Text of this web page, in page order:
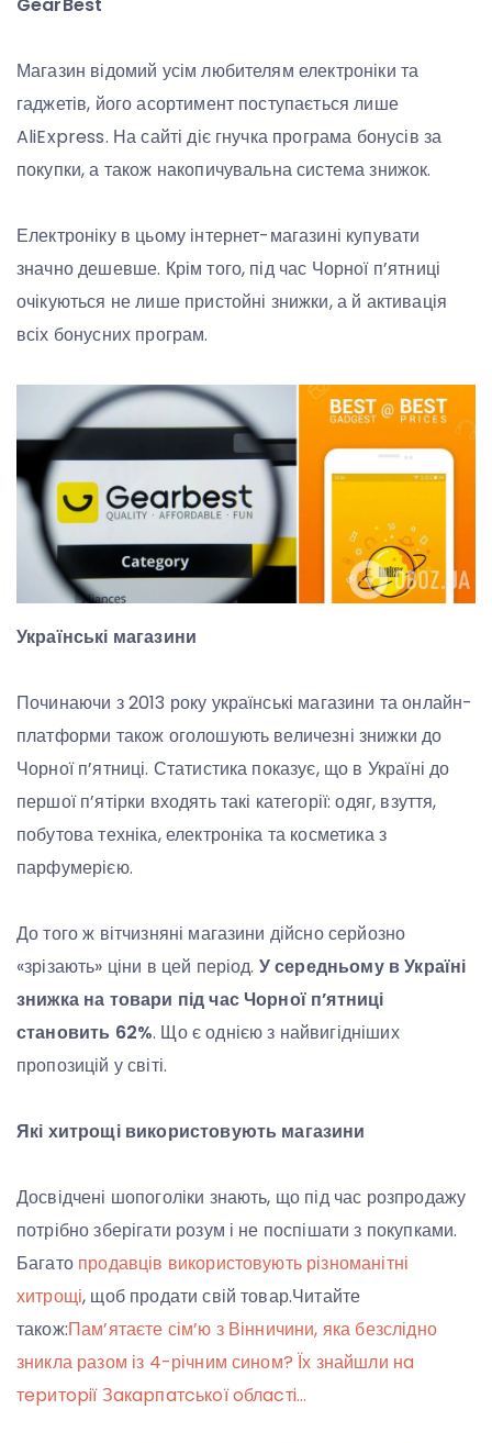
GearBest
Магазин відомий усім любителям електроніки та
гаджетів, його асортимент поступається лише
AliExpress. На сайті діє гнучка програма бонусів за
покупки, а також накопичувальна система знижок.
Електроніку в цьому інтернет-магазині купувати
значно дешевше. Крім того, під час Чорної п’ятниці
очікуються не лише пристойні знижки, а й активація
всіх бонусних програм.
Українські магазини
Починаючи з 2013 року українські магазини та онлайн-
платформи також оголошують величезні знижки до
Чорної п’ятниці. Статистика показує, що в Україні до
першої п’ятірки входять такі категорії: одяг, взуття,
побутова техніка, електроніка та косметика з
парфумерією.
До того ж вітчизняні магазини дійсно серйозно
«зрізають» ціни в цей період. У середньому в Україні
знижка на товари під час Чорної п’ятниці
становить 62%. Що є однією з найвигідніших
пропозицій у світі.
Які хитрощі використовують магазини
Досвідчені шопоголіки знають, що під час розпродажу
потрібно зберігати розум і не поспішати з покупками.
Багато продавців використовують різноманітні
хитрощі, щоб продати свій товар.Читайте
також:Пам’ятаєте сім’ю з Вінничини, яка безслідно
зникла разом із 4-річним сином? Їх знайшли нa
тepитopiї Зaкapпaтcькoї oблacтi…